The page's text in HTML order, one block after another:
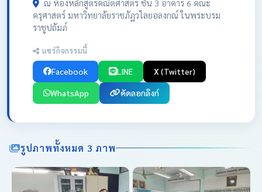
ณ ห้องหลักสูตรคณิตศาสตร์ ชั้น 3 อาคาร 6 คณะ
ครุศาสตร์ มหาวิทยาลัยราชภัฏวไลยอลงกณ์ ในพระบรม
ราชูปถัมภ์
แชร์กิจกรรมนี้
Facebook LINE X (Twitter)
WhatsApp คัดลอกลิงก์
รูปภาพทั้งหมด 3 ภาพ